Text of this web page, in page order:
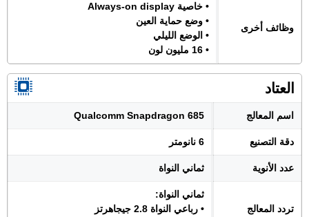
وظائف أخرى
• خاصية Always-on display
• وضع حماية العين
• الوضع الليلي
• 16 مليون لون
العتاد
اسم المعالج Qualcomm Snapdragon 685
دقة التصنيع 6 نانومتر
عدد الأنوية ثماني النواة
تردد المعالج
ثماني النواة:
• رباعي النواة 2.8 جيجاهرتز